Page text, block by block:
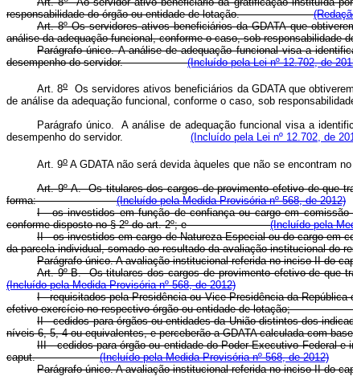
responsabilidade do órgão ou entidade de lotação.
Art. 8º Os servidores ativos beneficiários da GDATA que
análise da adequação funcional, conforme o caso, sob
Parágrafo único. A análise de adequação funcional visa a
desempenho do servidor.
(Incluído pela Lei nº 12.702, de
Art. 8oOs servidores ativos beneficiários da GDATA que
de análise da adequação funcional, conforme o caso, sob
Parágrafo único. A análise de adequação funcional visa a
desempenho do servidor. (Incluído pela Lei nº 12.702, de
Art. 9o A GDATA não será devida àqueles que não se encontram
Art. 9º-A. Os titulares dos cargos de provimento efetivo de que
forma:(Incluído pela Medida Provisória nº 568, de 2012)
I - os investidos em função de confiança ou cargo em
conforme disposto no § 2º do art. 2º; e(Incluído pela
II - os investidos em cargo de Natureza Especial ou do cargo em
da parcela individual, somado ao resultado da avaliação
Parágrafo único. A avaliação institucional referida no
Art. 9º-B. Os titulares dos cargos de provimento efetivo de
(Incluído pela Medida Provisória nº 568, de 2012)
I - requisitados pela Presidência ou Vice-Presidência da
efetivo exercício no respectivo órgão ou entidade de
II - cedidos para órgãos ou entidades da União distintos dos
níveis 6, 5, 4 ou equivalentes, e perceberão a GDATA calculada
III - cedidos para órgão ou entidade do Poder Executivo Federal
caput.(Incluído pela Medida Provisória nº 568, de 2012)
Parágrafo único. A avaliação institucional referida no inciso